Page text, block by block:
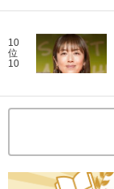
10
位
10